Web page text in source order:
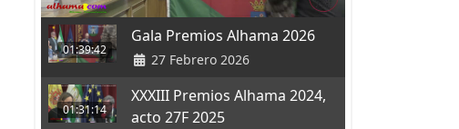
01:39:42
Gala Premios Alhama 2026
27 Febrero 2026
01:31:14
XXXIII Premios Alhama 2024,
acto 27F 2025